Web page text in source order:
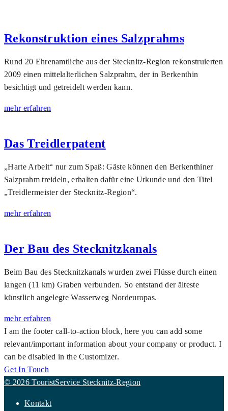
Rekonstruktion eines Salzprahms
Rund 20 Ehrenamtliche aus der Stecknitz-Region rekonstruierten
2009 einen mittelalterlichen Salzprahm, der in Berken­thin
besichtigt und getreidelt werden kann.
mehr erfahren
Das Treidlerpatent
„Harte Arbeit“ nur zum Spaß: Gäste können den Berken­thiner
Salzprahm treideln, erhalten dafür eine Urkunde und den Titel
„Treid­­ler­meister der Stecknitz-Region“.
mehr erfahren
Der Bau des Stecknitzkanals
Beim Bau des Stecknitzkanals wurden zwei Flüsse durch einen
langen (11 km) Graben verbunden. So entstand der älteste
künstlich angelegte Wasserweg Nordeuropas.
mehr erfahren
I am the footer call-to-action block, here you can add some
relevant/important information about your company or product. I
can be disabled in the Customizer.
Get In Touch
© 2026 TouristService Stecknitz-Region
Kontakt